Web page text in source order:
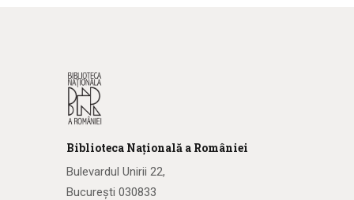
Biblioteca Națională a României
Bulevardul Unirii 22,
București 030833